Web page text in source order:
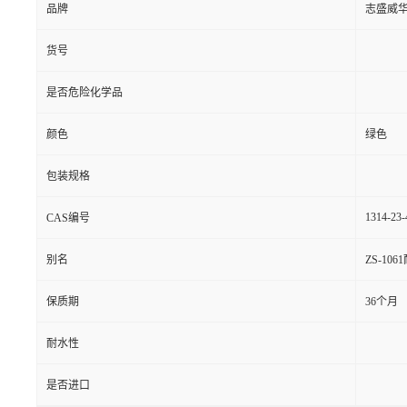
品牌 志盛威
货号
是否危险化学品
颜色 绿色
包装规格
CAS编号 1314-23-
别名 ZS-
保质期 36个月
耐水性
是否进口